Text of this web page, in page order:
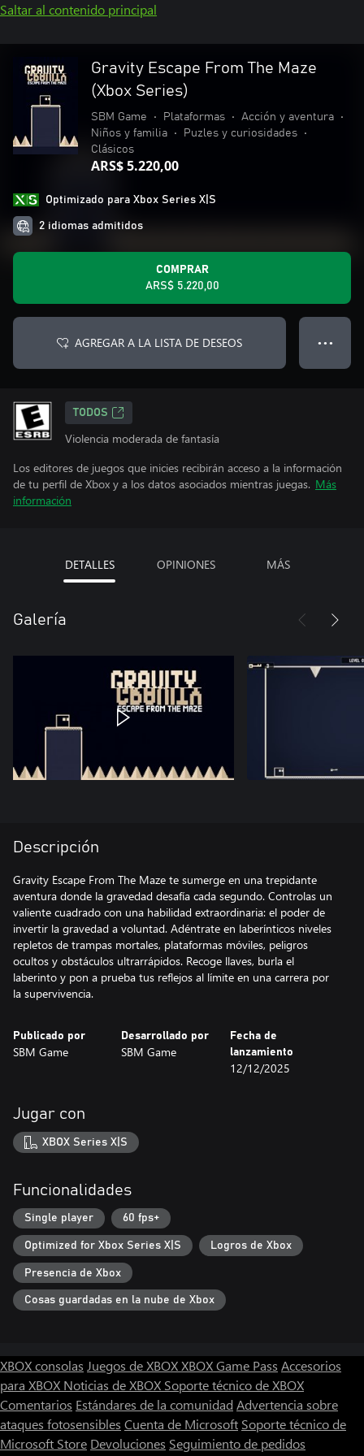
Saltar al contenido principal
Gravity Escape From The Maze
(Xbox Series)
SBM Game • Plataformas • Acción y aventura
•
Niños y familia
• Puzles y curiosidades
•
Clásicos
ARS$ 5.220,00
Optimizado para Xbox Series X|S
2 idiomas admitidos
COMPRAR
ARS$ 5.220,00
AGREGAR A LA LISTA DE DESEOS ● ● ●
TODOS
Violencia moderada de fantasía
Los editores de juegos que inicies recibirán acceso a la información
de tu perfil de Xbox y a los datos asociados mientras juegas. Más
información
DETALLES OPINIONES MÁS
Galería
Descripción
Gravity Escape From The Maze te sumerge en una trepidante
aventura donde la gravedad desafía cada segundo. Controlas un
valiente cuadrado con una habilidad extraordinaria: el poder de
invertir la gravedad a voluntad. Adéntrate en laberínticos niveles
repletos de trampas mortales, plataformas móviles, peligros
ocultos y obstáculos ultrarrápidos. Recoge llaves, burla el
laberinto y pon a prueba tus reflejos al límite en una carrera por
la supervivencia.
Publicado por
SBM Game
Desarrollado por
SBM Game
Fecha de
lanzamiento
12/12/2025
Jugar con
XBOX Series X|S
Funcionalidades
Single player 60 fps+
Optimized for Xbox Series X|S Logros de Xbox
Presencia de Xbox
Cosas guardadas en la nube de Xbox
XBOX consolas Juegos de XBOXXBOX Game Pass Accesorios
para XBOX Noticias de XBOX Soporte técnico de XBOX
Comentarios Estándares de la comunidad Advertencia sobre
ataques fotosensibles Cuenta de Microsoft Soporte técnico de
Microsoft Store Devoluciones Seguimiento de pedidos